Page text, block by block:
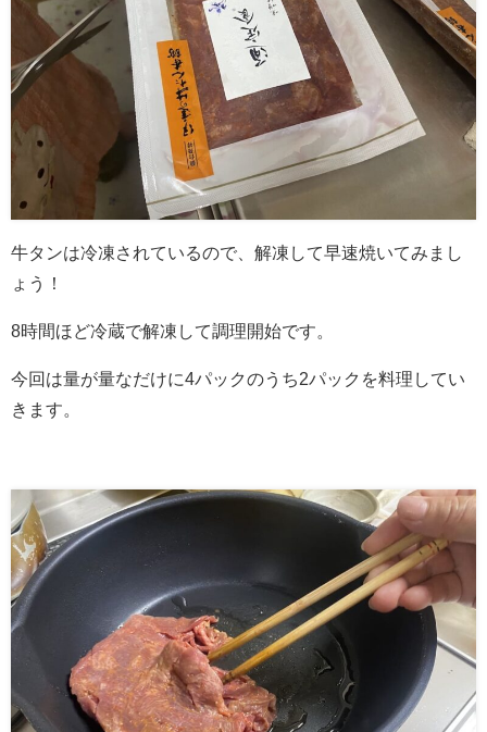
牛タンは冷凍されているので、解凍して早速焼いてみまし
ょう！
8時間ほど冷蔵で解凍して調理開始です。
今回は量が量なだけに4パックのうち2パックを料理してい
きます。